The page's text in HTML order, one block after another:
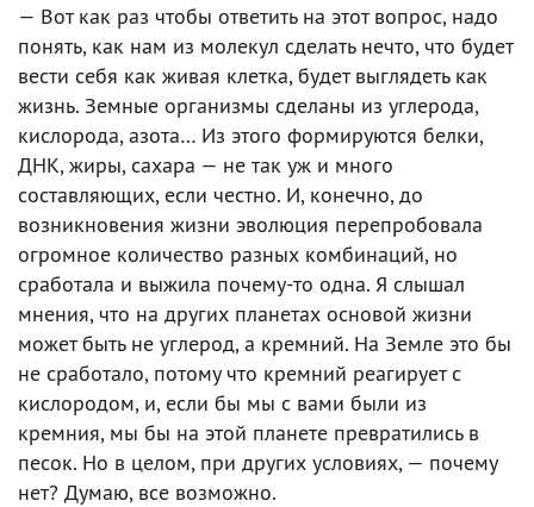
— Вот как раз чтобы ответить на этот вопрос, надо
понять, как нам из молекул сделать нечто, что будет
вести себя как живая клетка, будет выглядеть как
жизнь. Земные организмы сделаны из углерода,
кислорода, азота… Из этого формируются белки,
ДНК, жиры, сахара — не так уж и много
составляющих, если честно. И, конечно, до
возникновения жизни эволюция перепробовала
огромное количество разных комбинаций, но
сработала и выжила почему-то одна. Я слышал
мнения, что на других планетах основой жизни
может быть не углерод, а кремний. На Земле это бы
не сработало, потому что кремний реагирует с
кислородом, и, если бы мы с вами были из
кремния, мы бы на этой планете превратились в
песок. Но в целом, при других условиях, — почему
нет? Думаю, все возможно.